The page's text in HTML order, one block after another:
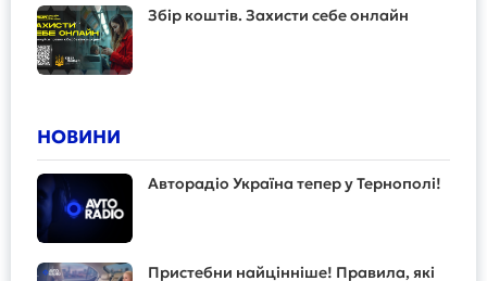
Збір коштів. Захисти себе онлайн
НОВИНИ
Авторадіо Україна тепер у Тернополі!
Пристебни найцінніше! Правила, які